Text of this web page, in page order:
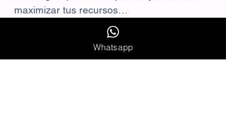
maximizar tus recursos…
Whatsapp